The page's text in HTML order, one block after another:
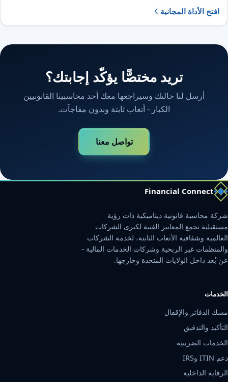
افتح الأداة المجانية
تريد مختصًّا يؤكّد إجابتك؟
أرسل لنا حالتك وسيراجعها معك أحد محاسبينا القانونيين
الكبار - أتعاب ثابتة وبدون مفاجآت.
تواصل معنا
Financial Connect
شركة محاسبة قانونية ديناميكية ذات رؤية
مستقبلية تجمع المعايير الفنية لكبرى الشركات
العالمية وشفافية الأتعاب الثابتة، لخدمة الشركات
والمنظمات غير الربحية وشركات الخدمات المالية -
عن بُعد داخل الولايات المتحدة وخارجها.
الخدمات
مسك الدفاتر والإقفال
التأكيد والتدقيق
الخدمات الضريبية
دعم ITIN وIRS
الرقابة الداخلية